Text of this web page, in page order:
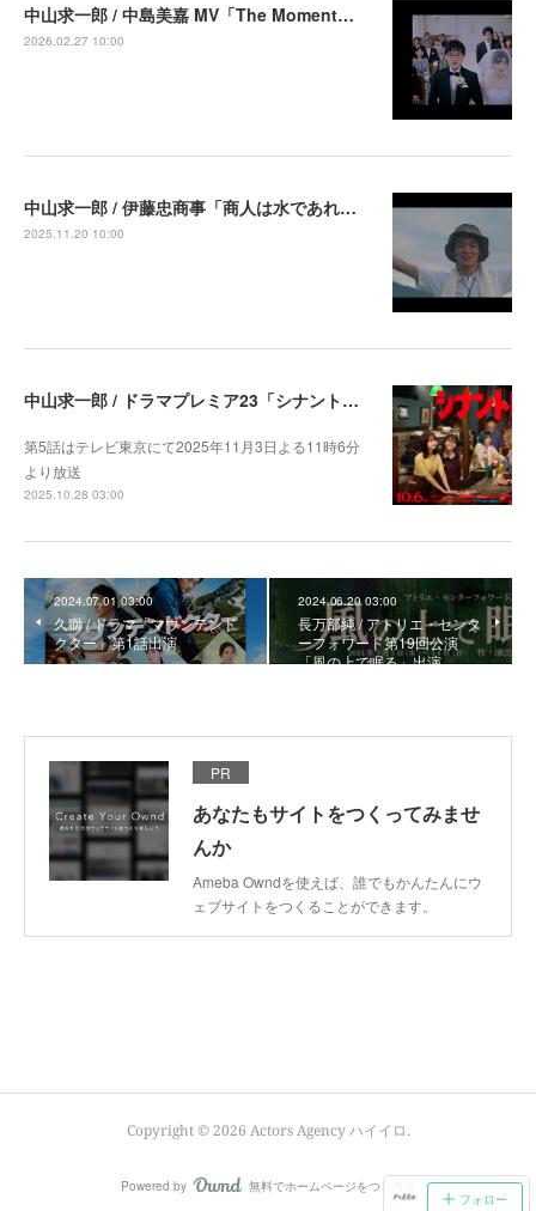
中山求一郎 / 中島美嘉 MV「The Moment」出演
2026.02.27 10:00
中山求一郎 / 伊藤忠商事「商人は水であれ パイナップル畑の商人」篇 出演中
2025.11.20 10:00
中山求一郎 / ドラマプレミア23「シナントロープ」第5話より出演決定
第5話はテレビ東京にて2025年11月3日よる11時6分
より放送
2025.10.28 03:00
2024.07.01 03:00
久獅 / ドラマ「マウンテンド
クター」第1話出演
2024.06.20 03:00
長万部純 / アトリエ・センタ
ーフォワード第19回公演
「風の上で眠る」出演
PR
あなたもサイトをつくってみませ
んか
Ameba Owndを使えば、誰でもかんたんにウ
ェブサイトをつくることができます。
フォロー
Copyright ©2026 Actors Agency ハイイロ.
Powered by AmebaOwnd
無料でホームページをつくろう